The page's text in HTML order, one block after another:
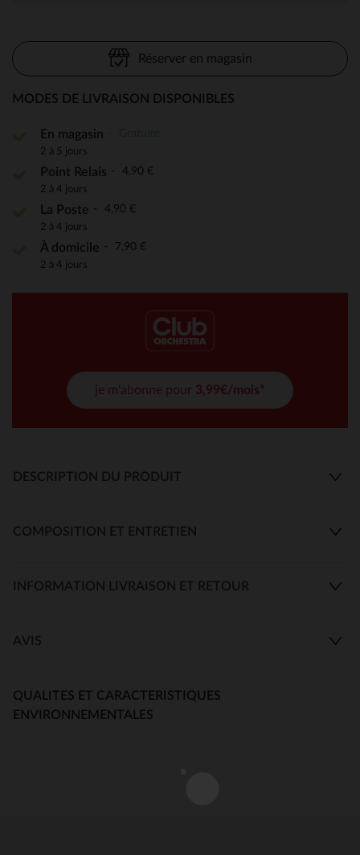
Réserver en magasin
MODES DE LIVRAISON DISPONIBLES
En magasin
2 à 5 jours
Point Relais 4,90 €
2 à 4 jours
La Poste 4,90 €
2 à 4 jours
À domicile 7,90 €
2 à 4 jours
je m'abonne pour 3,99€/mois*
DESCRIPTION DU PRODUIT
COMPOSITION ET ENTRETIEN
INFORMATION LIVRAISON ET RETOUR
AVIS
QUALITES ET CARACTERISTIQUES
ENVIRONNEMENTALES